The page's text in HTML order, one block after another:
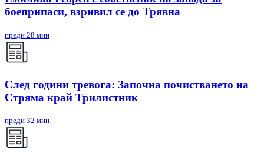
боеприпаси, взривил се до Трявна
преди 28 мин
След години тревога: Започна почистването на
Стряма край Трилистник
преди 32 мин